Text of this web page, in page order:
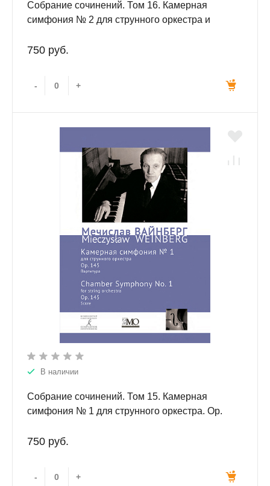
Собрание сочинений. Том 16. Камерная
симфония № 2 для струнного оркестра и
750 руб.
- +
В наличии
Собрание сочинений. Том 15. Камерная
симфония № 1 для струнного оркестра. Ор.
750 руб.
- +